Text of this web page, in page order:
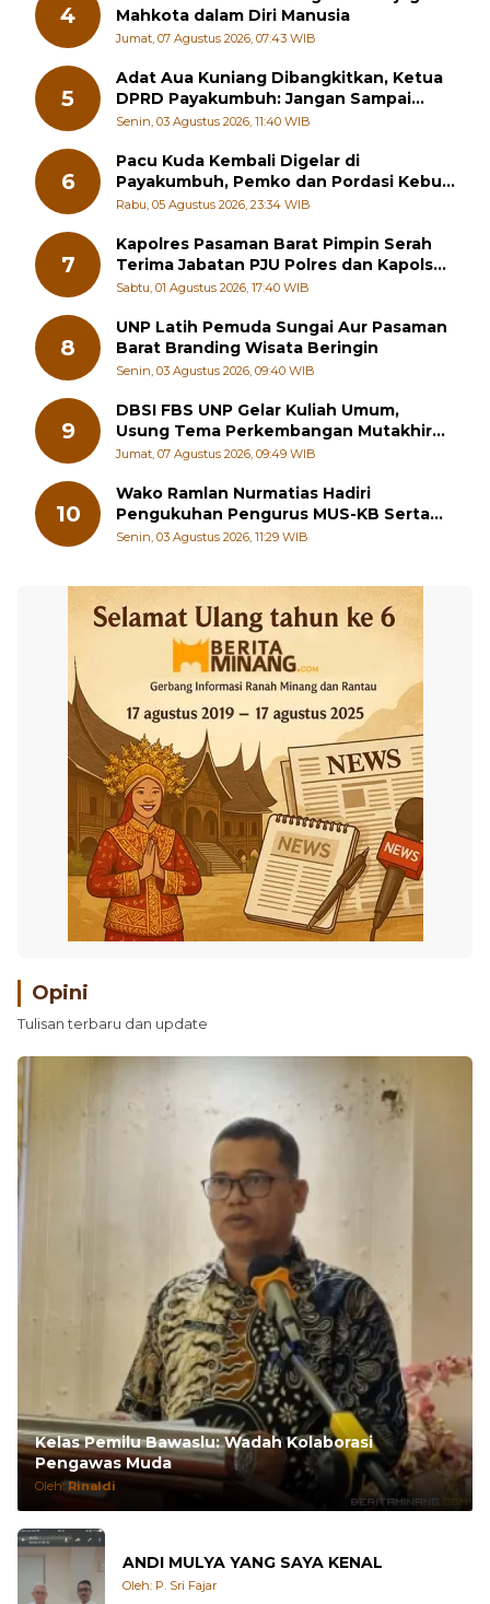
4
Mahkota dalam Diri Manusia
Jumat, 07 Agustus 2026, 07:43 WIB
5
Adat Aua Kuniang Dibangkitkan, Ketua
DPRD Payakumbuh: Jangan Sampai
Generasi Muda Hilang Jati Diri
Senin, 03 Agustus 2026, 11:40 WIB
6
Pacu Kuda Kembali Digelar di
Payakumbuh, Pemko dan Pordasi Kebut
Persiapan!
Rabu, 05 Agustus 2026, 23:34 WIB
7
Kapolres Pasaman Barat Pimpin Serah
Terima Jabatan PJU Polres dan Kapolsek
Sungai Beremas
Sabtu, 01 Agustus 2026, 17:40 WIB
8
UNP Latih Pemuda Sungai Aur Pasaman
Barat Branding Wisata Beringin
Senin, 03 Agustus 2026, 09:40 WIB
9
DBSI FBS UNP Gelar Kuliah Umum,
Usung Tema Perkembangan Mutakhir
Sastra Dunia
Jumat, 07 Agustus 2026, 09:49 WIB
10
Wako Ramlan Nurmatias Hadiri
Pengukuhan Pengurus MUS-KB Serta
LMKB Periode 2026-2031,
Senin, 03 Agustus 2026, 11:29 WIB
Opini
Tulisan terbaru dan update
Kelas Pemilu Bawaslu: Wadah Kolaborasi
Pengawas Muda
Oleh: Rinaldi
ANDI MULYA YANG SAYA KENAL
Oleh: P. Sri Fajar